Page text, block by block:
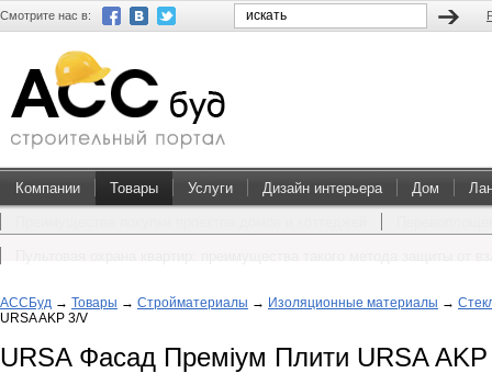
Смотрите нас в:
Компании Товары Услуги Дизайн интерьера Дом
АССБуд → Товары → Стройматериалы → Изоляционные материалы →
URSA AKP 3/V
URSA Фасад Преміум Плити URSA